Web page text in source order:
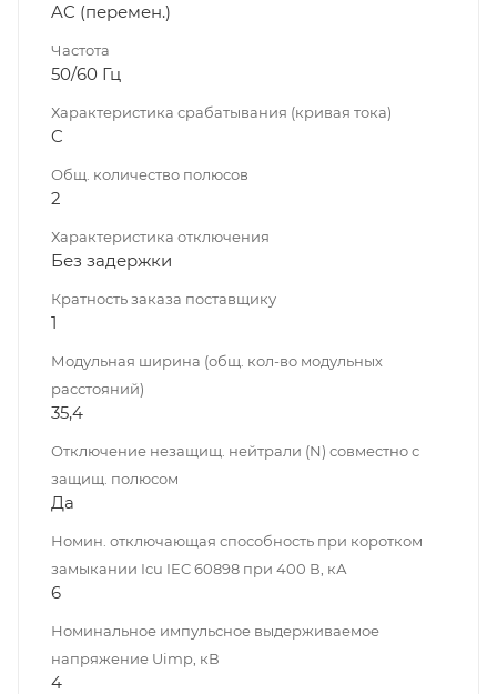
AC (перемен.)
Частота
50/60 Гц
Характеристика срабатывания (кривая тока)
C
Общ. количество полюсов
2
Характеристика отключения
Без задержки
Кратность заказа поставщику
1
Модульная ширина (общ. кол-во модульных
расстояний)
35,4
Отключение незащищ. нейтрали (N) совместно с
защищ. полюсом
Да
Номин. отключающая способность при коротком
замыкании Icu IEC 60898 при 400 В, кА
6
Номинальное импульсное выдерживаемое
напряжение Uimp, кВ
4